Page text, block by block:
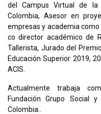
del Campus Virtual de la
Colombia, Asesor en
empresas y academia como
co director académico de
Tallerista, Jurado del
Educación Superior 2019,
ACIS.
Actualmente trabaja
Fundación Grupo Social
Colombia..